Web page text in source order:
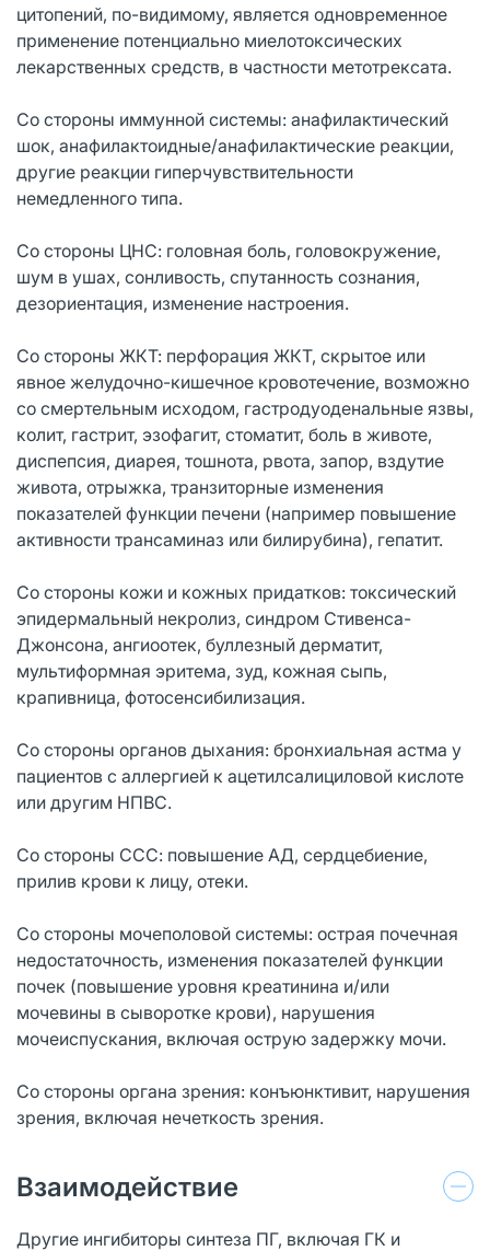
цитопений, по-видимому, является одновременное
применение потенциально миелотоксических
лекарственных средств, в частности метотрексата.
Со стороны иммунной системы: анафилактический
шок, анафилактоидные/анафилактические реакции,
другие реакции гиперчувствительности
немедленного типа.
Со стороны ЦНС: головная боль, головокружение,
шум в ушах, сонливость, спутанность сознания,
дезориентация, изменение настроения.
Со стороны ЖКТ: перфорация ЖКТ, скрытое или
явное желудочно-кишечное кровотечение, возможно
со смертельным исходом, гастродуоденальные язвы,
колит, гастрит, эзофагит, стоматит, боль в животе,
диспепсия, диарея, тошнота, рвота, запор, вздутие
живота, отрыжка, транзиторные изменения
показателей функции печени (например повышение
активности трансаминаз или билирубина), гепатит.
Со стороны кожи и кожных придатков: токсический
эпидермальный некролиз, синдром Стивенса-
Джонсона, ангиоотек, буллезный дерматит,
мультиформная эритема, зуд, кожная сыпь,
крапивница, фотосенсибилизация.
Со стороны органов дыхания: бронхиальная астма у
пациентов с аллергией к ацетилсалициловой кислоте
или другим НПВС.
Со стороны ССС: повышение АД, сердцебиение,
прилив крови к лицу, отеки.
Со стороны мочеполовой системы: острая почечная
недостаточность, изменения показателей функции
почек (повышение уровня креатинина и/или
мочевины в сыворотке крови), нарушения
мочеиспускания, включая острую задержку мочи.
Со стороны органа зрения: конъюнктивит, нарушения
зрения, включая нечеткость зрения.
Взаимодействие
Другие ингибиторы синтеза ПГ, включая ГК и